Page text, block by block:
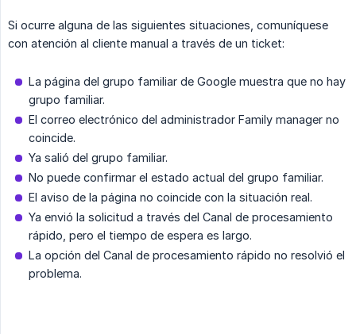
Si ocurre alguna de las siguientes situaciones, comuníquese
con atención al cliente manual a través de un ticket:
La página del grupo familiar de Google muestra que no hay
grupo familiar.
El correo electrónico del administrador Family manager no
coincide.
Ya salió del grupo familiar.
No puede confirmar el estado actual del grupo familiar.
El aviso de la página no coincide con la situación real.
Ya envió la solicitud a través del Canal de procesamiento
rápido, pero el tiempo de espera es largo.
La opción del Canal de procesamiento rápido no resolvió el
problema.